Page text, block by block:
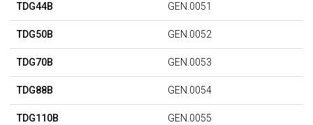
TDG44B GEN.0051
TDG50B GEN.0052
TDG70B GEN.0053
TDG88B GEN.0054
TDG110B GEN.0055